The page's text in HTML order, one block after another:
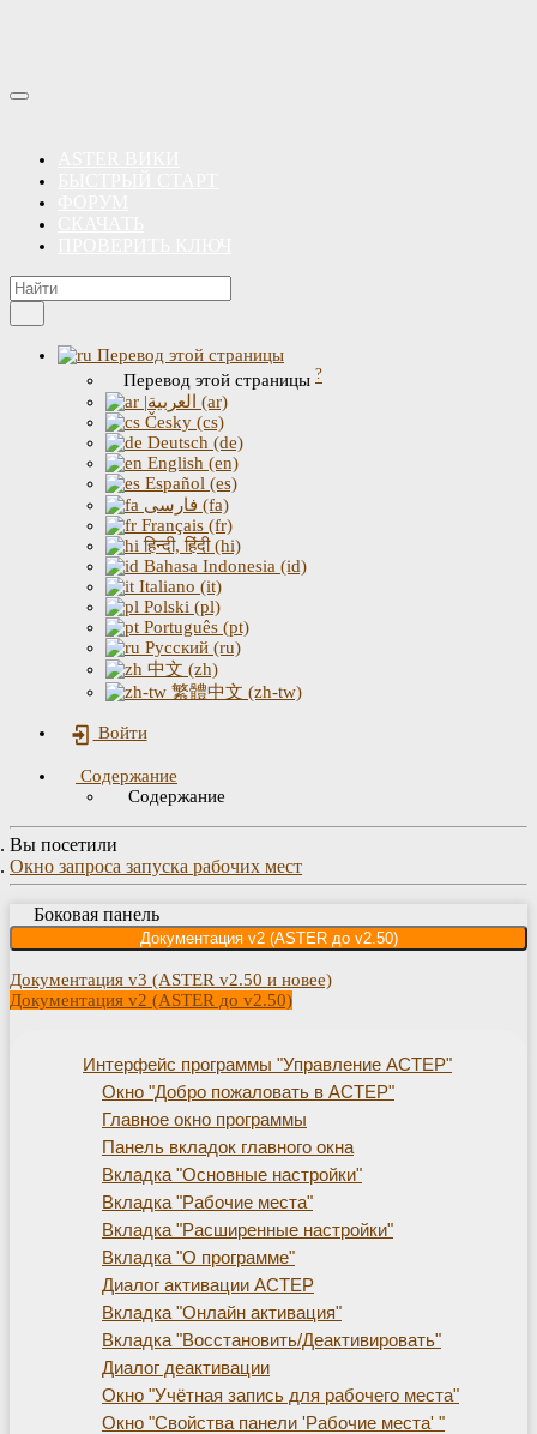
Перевод этой страницы
Перевод этой страницы ?
|العربية (ar)
Česky (cs)
Deutsch (de)
English (en)
Español (es)
فارسی (fa)
Français (fr)
हिन्दी, हिंदी (hi)
Bahasa Indonesia (id)
Italiano (it)
Polski (pl)
Português (pt)
Русский (ru)
中文 (zh)
繁體中文 (zh-tw)
Войти
Содержание
Содержание
Вы посетили
Окно запроса запуска рабочих мест
Боковая панель
Документация v2 (ASTER до v2.50)
Документация v3 (ASTER v2.50 и новее)
Документация v2 (ASTER до v2.50)
Интерфейс программы "Управление АСТЕР"
Окно "Добро пожаловать в АСТЕР"
Главное окно программы
Панель вкладок главного окна
Вкладка "Основные настройки"
Вкладка "Рабочие места"
Вкладка "Расширенные настройки"
Вкладка "О программе"
Диалог активации АСТЕР
Вкладка "Онлайн активация"
Вкладка "Восстановить/Деактивировать"
Диалог деактивации
Окно "Учётная запись для рабочего места"
Окно "Свойства панели 'Рабочие места' "